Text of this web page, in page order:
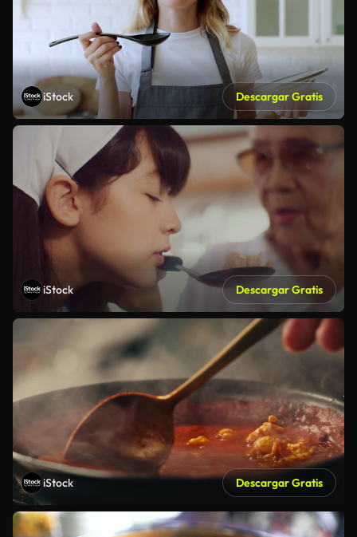
iStock Descargar Gratis
iStock Descargar Gratis
iStock Descargar Gratis